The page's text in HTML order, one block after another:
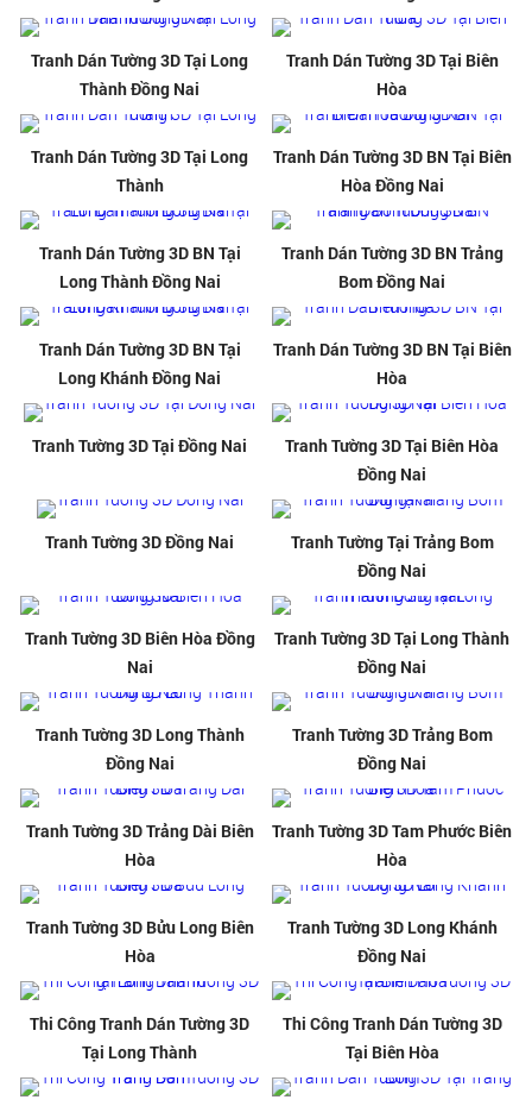
Tranh Dán Tường 3D Tại Long
Thành Đồng Nai
Tranh Dán Tường 3D Tại Biên
Hòa
Tranh Dán Tường 3D Tại Long
Thành
Tranh Dán Tường 3D BN Tại Biên
Hòa Đồng Nai
Tranh Dán Tường 3D BN Tại
Long Thành Đồng Nai
Tranh Dán Tường 3D BN Trảng
Bom Đồng Nai
Tranh Dán Tường 3D BN Tại
Long Khánh Đồng Nai
Tranh Dán Tường 3D BN Tại Biên
Hòa
Tranh Tường 3D Tại Đồng Nai
Tranh Tường 3D Tại Biên Hòa
Đồng Nai
Tranh Tường 3D Đồng Nai
Tranh Tường Tại Trảng Bom
Đồng Nai
Tranh Tường 3D Biên Hòa Đồng
Nai
Tranh Tường 3D Tại Long Thành
Đồng Nai
Tranh Tường 3D Long Thành
Đồng Nai
Tranh Tường 3D Trảng Bom
Đồng Nai
Tranh Tường 3D Trảng Dài Biên
Hòa
Tranh Tường 3D Tam Phước Biên
Hòa
Tranh Tường 3D Bửu Long Biên
Hòa
Tranh Tường 3D Long Khánh
Đồng Nai
Thi Công Tranh Dán Tường 3D
Tại Long Thành
Thi Công Tranh Dán Tường 3D
Tại Biên Hòa